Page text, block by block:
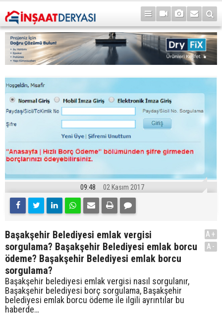
09:48 02 Kasım 2017
Başakşehir Belediyesi emlak vergisi
sorgulama? Başakşehir Belediyesi emlak borcu
ödeme? Başakşehir Belediyesi emlak borcu
sorgulama?
Başakşehir belediyesi emlak vergisi nasıl sorgulanır,
Başakşehir belediyesi borç sorgulama, Başakşehir
belediyesi emlak borcu ödeme ile ilgili ayrıntılar bu
haberde…
A+
A-